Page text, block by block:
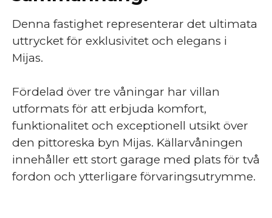
Denna fastighet representerar det ultimata
uttrycket för exklusivitet och elegans i
Mijas.
Fördelad över tre våningar har villan
utformats för att erbjuda komfort,
funktionalitet och exceptionell utsikt över
den pittoreska byn Mijas. Källarvåningen
innehåller ett stort garage med plats för två
fordon och ytterligare förvaringsutrymme.